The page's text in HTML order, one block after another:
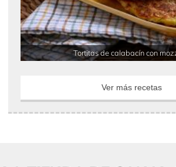
Tortitas de calabacín con
Ver más recetas